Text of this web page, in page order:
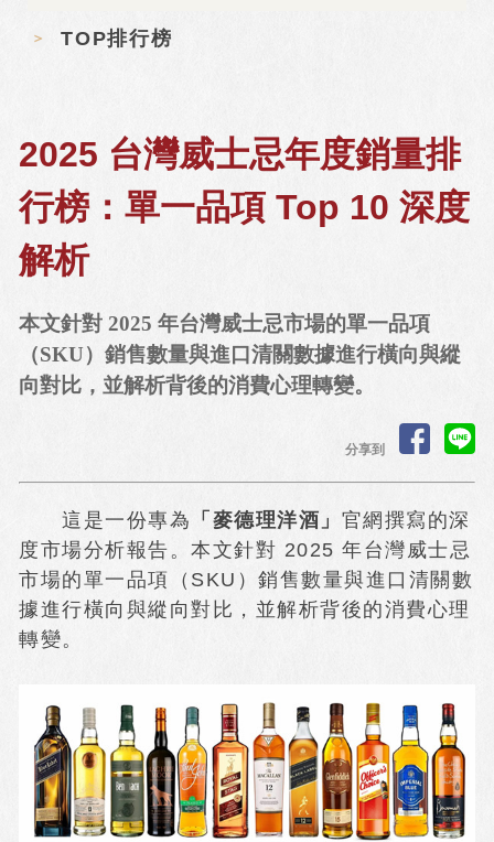
TOP排行榜
2025 台灣威士忌年度銷量排
行榜：單一品項 Top 10 深度
解析
本文針對 2025 年台灣威士忌市場的單一品項
（SKU）銷售數量與進口清關數據進行橫向與縱
向對比，並解析背後的消費心理轉變。
分享到
這是一份專為 「麥德理洋酒」 官網撰寫的深
度市場分析報告。本文針對 2025 年台灣威士忌
市場的單一品項（SKU）銷售數量與進口清關數
據進行橫向與縱向對比，並解析背後的消費心理
轉變。